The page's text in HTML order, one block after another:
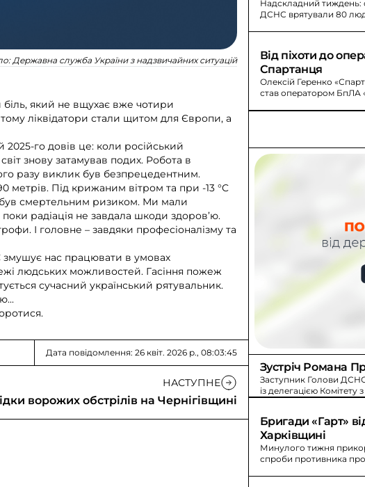
Державна служба України з надзвичайних ситуацій
біль, який не вщухає вже чотири
ліквідатори стали щитом для Європи, а
го довів це: коли російський
знову затамував подих. Робота в
разу виклик був безпрецедентним.
метрів. Під крижаним вітром та при -13 °C
був смертельним ризиком. Ми мали
радіація не завдала шкоди здоров’ю.
І головне – завдяки професіоналізму та
змушує нас працювати в умовах
людських можливостей. Гасіння пожеж
сучасний український рятувальник.
Дата повідомлення: 26 квіт. 2026 р., 08:03:45
НАСТУПНЕ
ворожих обстрілів на Чернігівщині
Надскладний тиждень:
ДСНС врятували 80
Від піхоти до
Спартанця
Олексій Геренко
став оператором БпЛА
Зустріч Романа
Заступник Голови
із делегацією
Швеції.
Бригади «Гарт»
Харківщині
Минулого тижня
спроби противника